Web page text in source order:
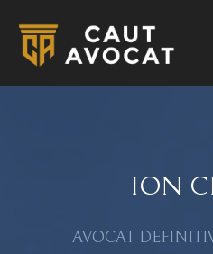
ION
AVOCAT